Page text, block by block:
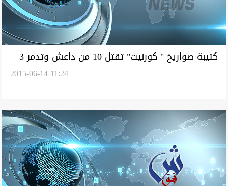
كتيبة صواريخ " كورنيت" تقتل 10 من داعش وتدمر 3
2015-06-14 11:24